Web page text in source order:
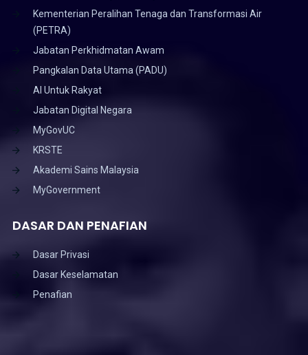
Kementerian Peralihan Tenaga dan Transformasi Air
(PETRA)
Jabatan Perkhidmatan Awam
Pangkalan Data Utama (PADU)
AI Untuk Rakyat
Jabatan Digital Negara
MyGovUC
KRSTE
Akademi Sains Malaysia
MyGovernment
DASAR DAN PENAFIAN
Dasar Privasi
Dasar Keselamatan
Penafian